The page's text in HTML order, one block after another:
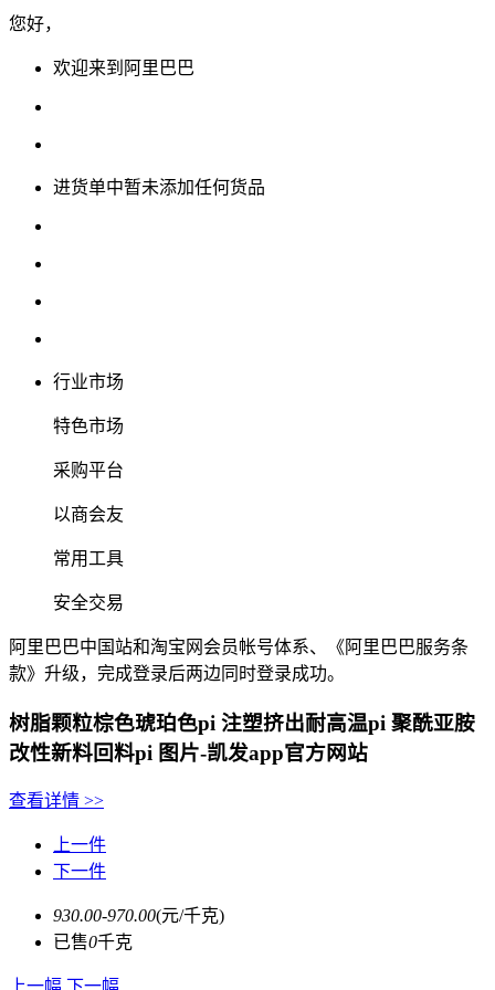
您好，
欢迎来到阿里巴巴
进货单中暂未添加任何货品
行业市场
特色市场
采购平台
以商会友
常用工具
安全交易
阿里巴巴中国站和淘宝网会员帐号体系、《阿里巴巴服务条
款》升级，完成登录后两边同时登录成功。
树脂颗粒棕色琥珀色pi 注塑挤出耐高温pi 聚酰亚胺
改性新料回料pi 图片-凯发app官方网站
查看详情 >>
上一件
下一件
930.00-970.00(元/千克)
已售0千克